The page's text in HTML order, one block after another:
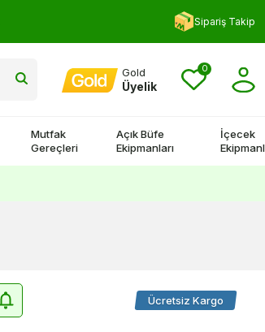
Yorum Yap 500 TL
Sipariş Takip
Gold
Üyelik
0
Mutfak
Gereçleri
Açık Büfe
Ekipmanları
İçecek
Ücretsiz Kargo